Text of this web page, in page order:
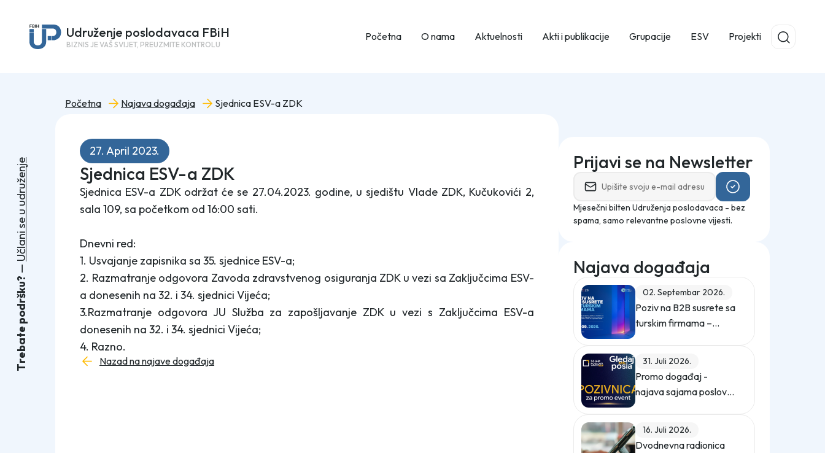
Udruženje poslodavaca FBiH
BIZNIS JE VAŠ SVIJET, PREUZMITE KONTROLU
Početna O nama Aktuelnosti Akti i publikacije Grupacije ESV Projekti
Početna Najava događaja Sjednica ESV-a ZDK
27. April 2023.
Sjednica ESV-a ZDK
Sjednica ESV-a ZDK održat će se 27.04.2023. godine, u sjedištu Vlade ZDK, Kučukovići 2,
sala 109, sa početkom od 16:00 sati.
Dnevni red:
1. Usvajanje zapisnika sa 35. sjednice ESV-a;
2. Razmatranje odgovora Zavoda zdravstvenog osiguranja ZDK u vezi sa Zaključcima ESV-
a donesenih na 32. i 34. sjednici Vijeća;
3.Razmatranje odgovora JU Služba za zapošljavanje ZDK u vezi s Zaključcima ESV-a
donesenih na 32. i 34. sjednici Vijeća;
4. Razno.
Nazad na najave događaja
Prijavi se na Newsletter
Mjesečni bilten Udruženja poslodavaca - bez
spama, samo relevantne poslovne vijesti.
Najava događaja
02. Septembar 2026.
Poziv na B2B susrete sa
turskim firmama –
ZEPS 2026
31. Juli 2026.
Promo događaj -
najava sajama poslova
"Gledaj sebi posla"
16. Juli 2026.
Dvodnevna radionica
T
r
e
b
a
t
e
p
o
d
r
š
k
u
?
U
č
l
a
n
i
s
e
u
u
d
r
u
ž
e
n
j
e